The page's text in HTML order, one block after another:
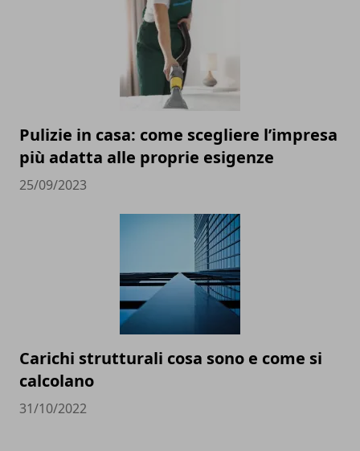
Pulizie in casa: come scegliere l’impresa
più adatta alle proprie esigenze
25/09/2023
Carichi strutturali cosa sono e come si
calcolano
31/10/2022